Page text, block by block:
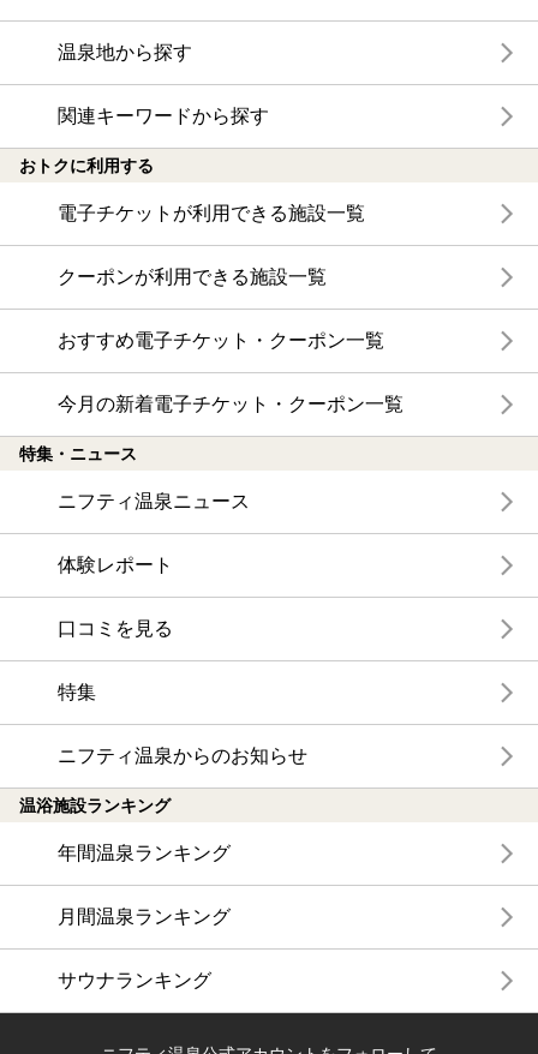
温泉地から探す
関連キーワードから探す
おトクに利用する
電子チケットが利用できる施設一覧
クーポンが利用できる施設一覧
おすすめ電子チケット・クーポン一覧
今月の新着電子チケット・クーポン一覧
特集・ニュース
ニフティ温泉ニュース
体験レポート
口コミを見る
特集
ニフティ温泉からのお知らせ
温浴施設ランキング
年間温泉ランキング
月間温泉ランキング
サウナランキング